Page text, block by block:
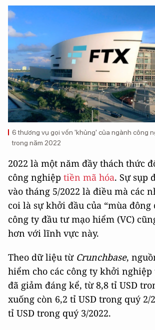
6 thương vụ gọi vốn 'khủng' của ngành công
trong năm 2022
2022 là một năm đầy thách thức
công nghiệp tiền mã hóa. Sự sụp
vào tháng 5/2022 là điều mà các
coi là sự khởi đầu của “mùa đông
công ty đầu tư mạo hiểm (VC)
hơn với lĩnh vực này.
Theo dữ liệu từ Crunchbase,
hiểm cho các công ty khởi
đã giảm đáng kể, từ 8,8 tỉ USD
xuống còn 6,2 tỉ USD trong quý 2/
tỉ USD trong quý 3/2022.